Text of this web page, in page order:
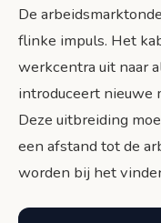
De
flinke impuls. Het
werkcentra uit naar
introduceert nieuwe
Deze uitbreiding
een afstand tot de
worden bij het